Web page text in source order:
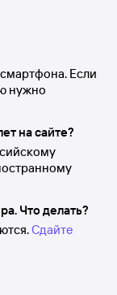
Если
нужно
на сайте?
Что делать?
Сдайте